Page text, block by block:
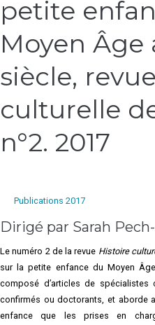
petite
Moyen Âge
siècle,
culturelle
n°2. 2017
Publications 2017
Dirigé par Sarah
Le numéro 2 de la revue Histoire
sur la petite enfance du Moyen
composé d’articles de spécialistes
confirmés ou doctorants, et aborde
enfance que les prises en
la
petite
enfance
Moyen
au
siècle,
l’Europe,